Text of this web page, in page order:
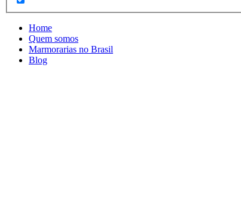
Home
Quem somos
Marmorarias no Brasil
Blog